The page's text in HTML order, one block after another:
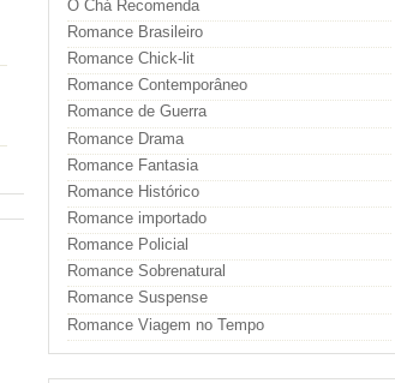
O Chá Recomenda
Romance Brasileiro
Romance Chick-lit
Romance Contemporâneo
Romance de Guerra
Romance Drama
Romance Fantasia
Romance Histórico
Romance importado
Romance Policial
Romance Sobrenatural
Romance Suspense
Romance Viagem no Tempo